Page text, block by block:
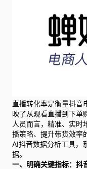
直播转化率是衡量抖音
映了从观看直播到下单
人员而言，精准、实时
播策略、提升带货效率
AI抖音数据分析工具，
据。
一、明确关键指标：抖